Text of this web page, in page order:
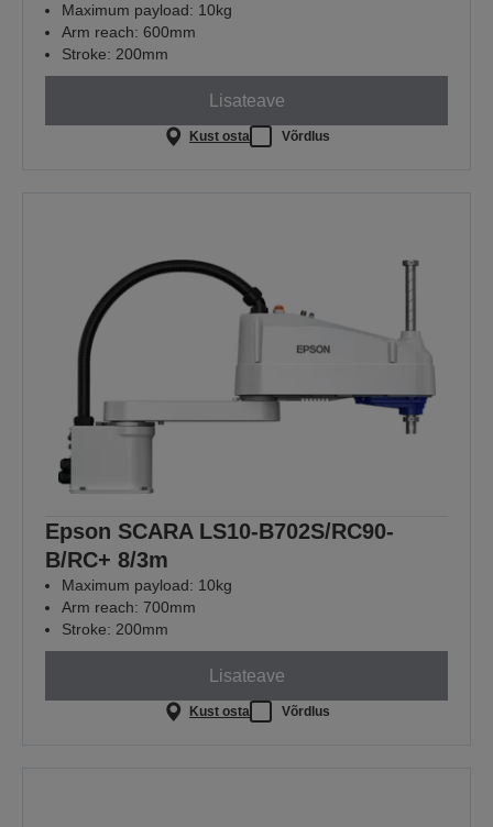
Maximum payload: 10kg
Arm reach: 600mm
Stroke: 200mm
Lisateave
Kust osta Võrdlus
Epson SCARA LS10-B702S/RC90-
B/RC+ 8/3m
Maximum payload: 10kg
Arm reach: 700mm
Stroke: 200mm
Lisateave
Kust osta Võrdlus